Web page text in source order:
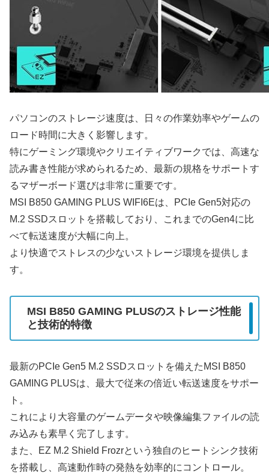
パソコンのストレージ速度は、日々の作業効率やゲームの
ロード時間に大きく影響します。
特にゲーミング環境やクリエイティブワークでは、高速な
読み書き性能が求められるため、最新の規格をサポートす
るマザーボード選びは非常に重要です。
MSI B850 GAMING PLUS WIFI6Eは、PCIe Gen5対応の
M.2 SSDスロットを搭載しており、これまでのGen4に比
べて転送速度が大幅に向上。
より快適でストレスの少ないストレージ環境を提供しま
す。
MSI B850 GAMING PLUSのストレージ性能
と技術的特徴
最新のPCIe Gen5 M.2 SSDスロットを備えたMSI B850
GAMING PLUSは、最大で従来の倍近い転送速度をサポー
ト。
これにより大容量のゲームデータや映像編集ファイルの読
み込みも素早く完了します。
また、EZ M.2 Shield Frozrという独自のヒートシンク技術
を搭載し、高速動作時の発熱を効率的にコントロール。